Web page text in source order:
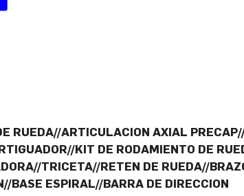
RUEDA//ARTICULACION AXIAL
KIT DE RODAMIENTO DE
TRICETA//RETEN DE RUEDA//
BASE ESPIRAL//BARRA DE DIRECCION